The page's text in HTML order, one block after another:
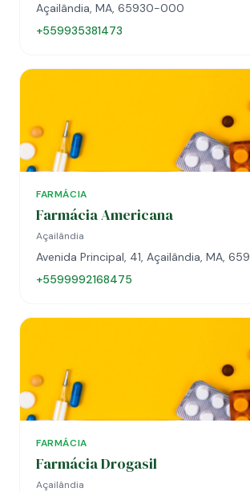
Açailândia, MA, 65930-000
+559935381473
FARMÁCIA
Farmácia Americana
Açailândia
Avenida Principal, 41, Açailândia, MA,
+5599992168475
FARMÁCIA
Farmácia Drogasil
Açailândia